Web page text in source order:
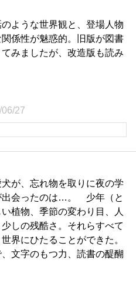
ような世界観と、登場人物
係性が魅惑的。旧版が図書
みましたが、改造版も読み
27
が、忘れ物を取りに夜の学
出会ったのは…。 少年（と
植物、季節の変わり目、人
しの残酷さ。それらすべて
界にひたることができた。
文字のもつ力、読書の醍醐